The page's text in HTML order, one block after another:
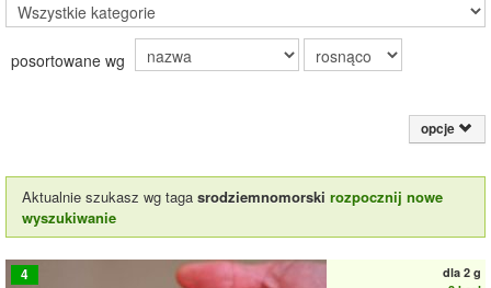
Porady
Słownik
posortowane wg
opcje
Aktualnie szukasz wg taga srodziemnomorski rozpocznij nowe
wyszukiwanie
4 dla 2 g